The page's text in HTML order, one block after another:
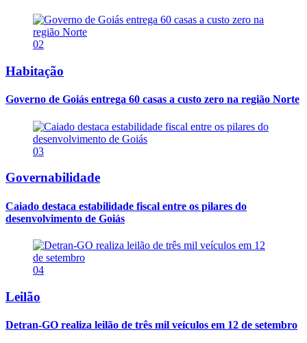
02
Habitação
Governo de Goiás entrega 60 casas a custo zero na região Norte
03
Governabilidade
Caiado destaca estabilidade fiscal entre os pilares do
desenvolvimento de Goiás
04
Leilão
Detran-GO realiza leilão de três mil veículos em 12 de setembro